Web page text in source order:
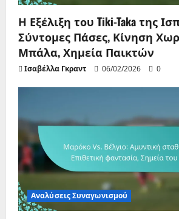
Η Εξέλιξη του Tiki-Taka της
Σύντομες Πάσες, Κίνηση
Μπάλα, Χημεία Παικτών
Ισαβέλλα Γκραντ 06/02/2026 0
Αναλύσεις Συναγωνισμού